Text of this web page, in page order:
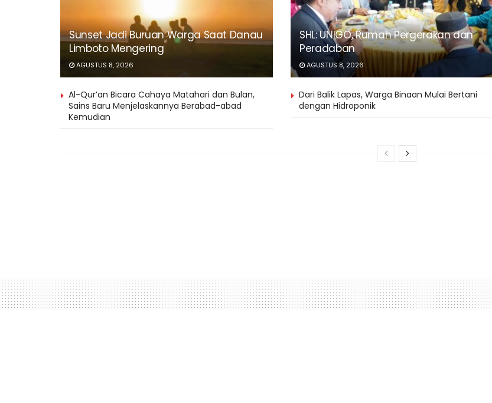
Sunset Jadi Buruan Warga Saat Danau
Limboto Mengering
AGUSTUS 8, 2026
SHL: UNIGO, Rumah Pergerakan dan
Peradaban
AGUSTUS 8, 2026
Al-Qur’an Bicara Cahaya Matahari dan Bulan,
Sains Baru Menjelaskannya Berabad-abad
Kemudian
Dari Balik Lapas, Warga Binaan Mulai Bertani
dengan Hidroponik